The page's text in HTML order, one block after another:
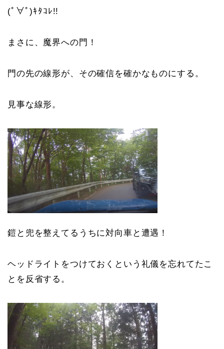
(ﾟ∀ﾟ)ｷﾀｺﾚ!!
まさに、魔界への門！
門の先の線形が、その確信を確かなものにする。
見事な線形。
鎧と兜を整えてるうちに対向車と遭遇！
ヘッドライトをつけておくという礼儀を忘れてたこ
とを反省する。